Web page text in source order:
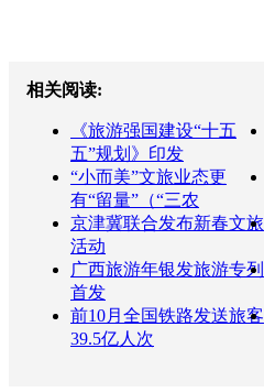
相关阅读:
《旅游强国建设“十五
五”规划》印发
“小而美”文旅业态更
有“留量”（“三农
京津冀联合发布新春文旅
活动
广西旅游年银发旅游专列
首发
前10月全国铁路发送旅客
39.5亿人次